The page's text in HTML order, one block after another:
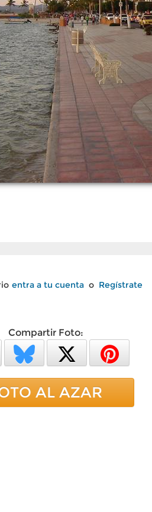
entra a tu cuenta o Regístrate
Compartir Foto:
AL AZAR